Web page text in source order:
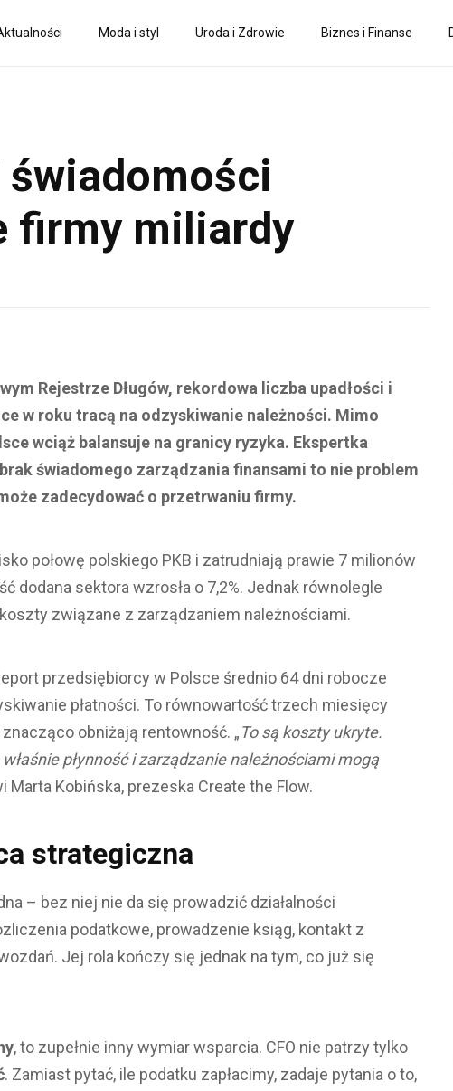
Moda i styl Uroda i Zdrowie Biznes i Finanse
firmy miliardy
Rejestrze Długów, rekordowa liczba upadłości i
w roku tracą na odzyskiwanie należności. Mimo
wciąż balansuje na granicy ryzyka. Ekspertka
świadomego zarządzania finansami to nie problem
zadecydować o przetrwaniu firmy.
połowę polskiego PKB i zatrudniają prawie 7 milionów
dodana sektora wzrosła o 7,2%. Jednak równolegle
związane z zarządzaniem należnościami.
przedsiębiorcy w Polsce średnio 64 dni robocze
płatności. To równowartość trzech miesięcy
obniżają rentowność. „To są koszty ukryte.
płynność i zarządzanie należnościami mogą
Marta Kobińska, prezeska Create the Flow.
strategiczna
– bez niej nie da się prowadzić działalności
podatkowe, prowadzenie ksiąg, kontakt z
Jej rola kończy się jednak na tym, co już się
, to zupełnie inny wymiar wsparcia. CFO nie patrzy tylko
. Zamiast pytać, ile podatku zapłacimy, zadaje pytania o to,